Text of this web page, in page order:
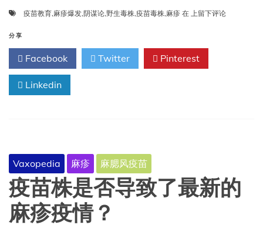
疫苗教育,麻疹爆发,阴谋论,野生毒株,疫苗毒株,麻疹 在 麻
苗
与
麻
上留下评论
分享
Facebook Twitter Pinterest
Linkedin
Vaxopedia 麻疹 麻腮风疫苗
疫苗株是否导致了最新的
麻疹疫情？